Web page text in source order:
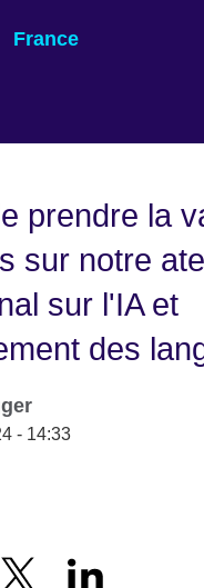
France
prendre la
sur notre
sur l'IA et
des
- 14:33